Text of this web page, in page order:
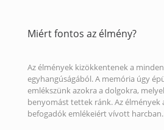
Miért fontos az élmény?
Az élmények kizökkentenek a
egyhangúságából. A memória úgy
emlékszünk azokra a dolgokra,
benyomást tettek ránk. Az élmények
befogadók emlékeiért vívott harcban.